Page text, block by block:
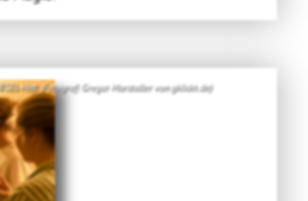
Haft (Fotograf: Gregor Marstaller von gklickt.de)